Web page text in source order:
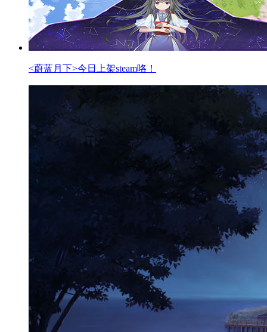
<蔚蓝月下>今日上架steam咯！